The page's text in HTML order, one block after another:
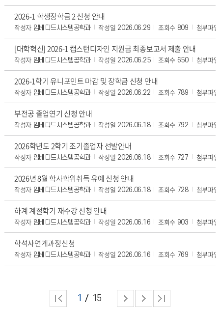
2026-1 학생장학금 2 신청 안내
작성자 임베디드시스템공학과 작성일 2026.06.29 조회수 809 첨부파일
[대학혁신] 2026-1 캡스턴디자인 지원금 최종보고서 제출 안내
작성자 임베디드시스템공학과 작성일 2026.06.25 조회수 650 첨부파일
2026-1학기 유니포인트 마감 및 장학금 신청 안내
작성자 임베디드시스템공학과 작성일 2026.06.22 조회수 789 첨부파일
부전공 졸업연기 신청 안내
작성자 임베디드시스템공학과 작성일 2026.06.18 조회수 792 첨부파일
2026학년도 2학기 조기졸업자 선발안내
작성자 임베디드시스템공학과 작성일 2026.06.18 조회수 727 첨부파일
2026년 8월 학사학위취득 유예 신청 안내
작성자 임베디드시스템공학과 작성일 2026.06.18 조회수 728 첨부파일
하계 계절학기 재수강 신청 안내
작성자 임베디드시스템공학과 작성일 2026.06.16 조회수 903 첨부파일
학석사연계과정신청
작성자 임베디드시스템공학과 작성일 2026.06.16 조회수 769 첨부파일
1 15